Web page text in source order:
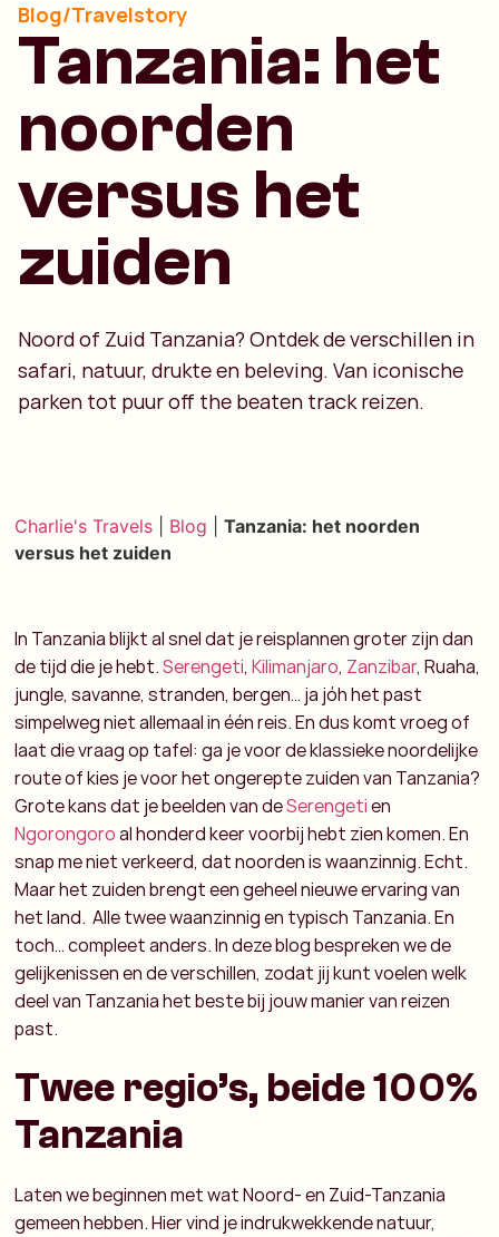
Blog/Travelstory
Tanzania: het
noorden
versus het
zuiden
Noord of Zuid Tanzania? Ontdek de verschillen in
safari, natuur, drukte en beleving. Van iconische
parken tot puur off the beaten track reizen.
Charlie's Travels Blog |Tanzania: het noorden
versus het zuiden
In Tanzania blijkt al snel dat je reisplannen groter zijn dan
de tijd die je hebt.Serengeti,Kilimanjaro, Zanzibar, Ruaha,
jungle, savanne, stranden, bergen… ja jóh het past
simpelweg niet allemaal in één reis. En dus komt vroeg of
laat die vraag op tafel: ga je voor de klassieke noordelijke
route of kies je voor het ongerepte zuiden van Tanzania?
Grote kans dat je beelden van deSerengetien
Ngorongoroal honderd keer voorbij hebt zien komen. En
snap me niet verkeerd, dat noorden is waanzinnig. Echt.
Maar het zuiden brengt een geheel nieuwe ervaring van
het land. Alle twee waanzinnig en typisch Tanzania. En
toch… compleet anders. In deze blog bespreken we de
gelijkenissen en de verschillen, zodat jij kunt voelen welk
deel van Tanzania het beste bij jouw manier van reizen
past.
Twee regio’s, beide 100%
Tanzania
Laten we beginnen met wat Noord- en Zuid-Tanzania
gemeen hebben. Hier vind je indrukwekkende natuur,